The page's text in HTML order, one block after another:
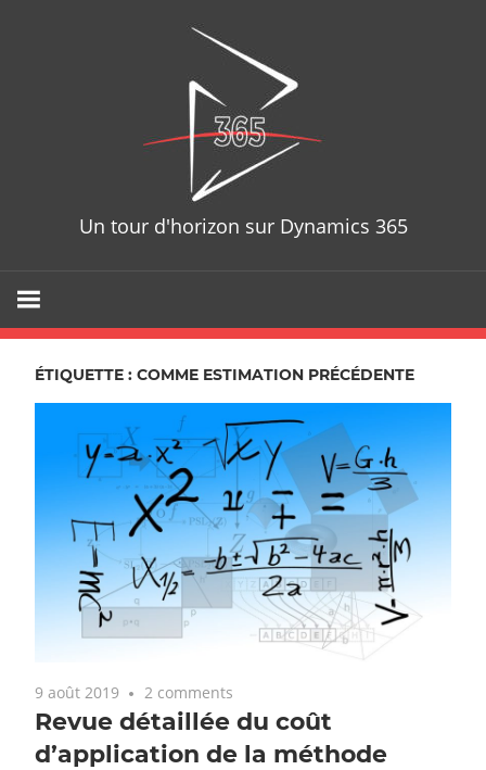
Un tour d'horizon sur Dynamics 365
ÉTIQUETTE : COMME ESTIMATION PRÉCÉDENTE
9 août 2019 2 comments
Revue détaillée du coût
d’application de la méthode